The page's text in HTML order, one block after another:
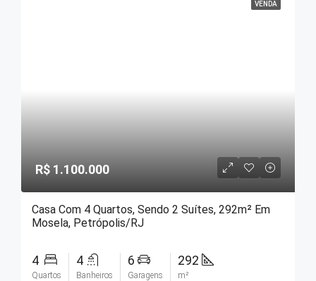
VENDA
R$ 1.100.000
Casa Com 4 Quartos, Sendo 2 Suítes, 292m² Em
Mosela, Petrópolis/RJ
4
Quartos
4
Banheiros
6
Garagens
292
m²